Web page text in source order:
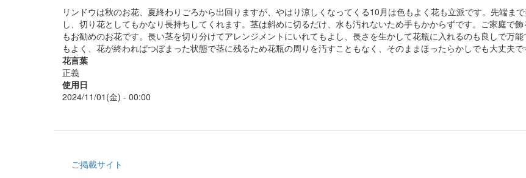
リンドウは秋のお花、夏終わりごろから出回りますが、やはり涼しくなってくる10月は色もよく花も立派です。先端ま
し、切り花としてもかなり長持ちしてくれます。茎は斜めに切るだけ、水も汚れないため手もかからずです。ご家庭で
もお勧めのお花です。長い茎を切り分けてアレンジメントにいれてもよし、長さを生かして花瓶に入れるのも良しで万
もよく、花が終わればつぼまった状態で茎に残るため花瓶の周りを汚すこともなく、そのままほったらかしでも大丈夫で
花言葉
正義
使用日
2024/11/01(金) - 00:00
ご掲載サイト